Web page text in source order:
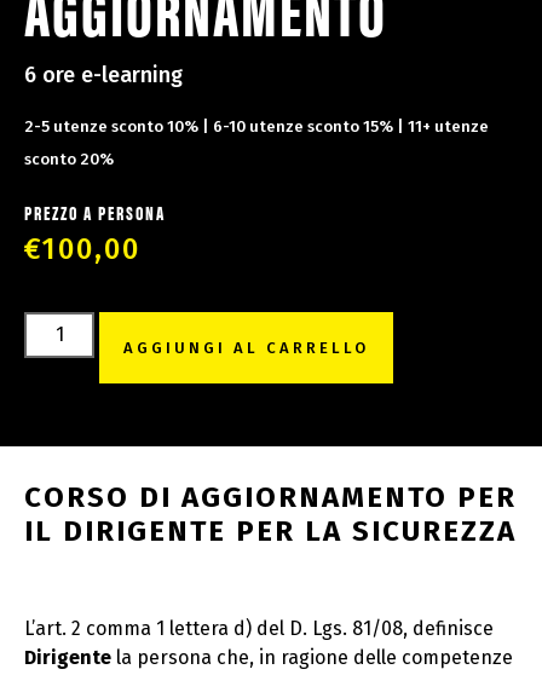
6 ore e-learning
2-5 utenze sconto 10% | 6-10 utenze sconto 15% | 11+ utenze
sconto 20%
PREZZO A PERSONA
€100,00
AGGIUNGI AL CARRELLO
CORSO DI AGGIORNAMENTO PER
IL DIRIGENTE PER LA SICUREZZA
L’art. 2 comma 1 lettera d) del D. Lgs. 81/08, definisce
Dirigente la persona che, in ragione delle competenze